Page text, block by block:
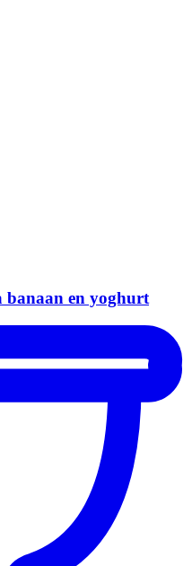
banaan en yoghurt